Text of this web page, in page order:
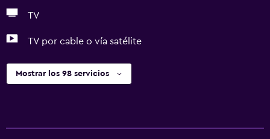
TV
TV por cable o vía satélite
Mostrar los 98 servicios